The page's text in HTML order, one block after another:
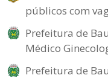
públicos com
Prefeitura de
Médico
Prefeitura de